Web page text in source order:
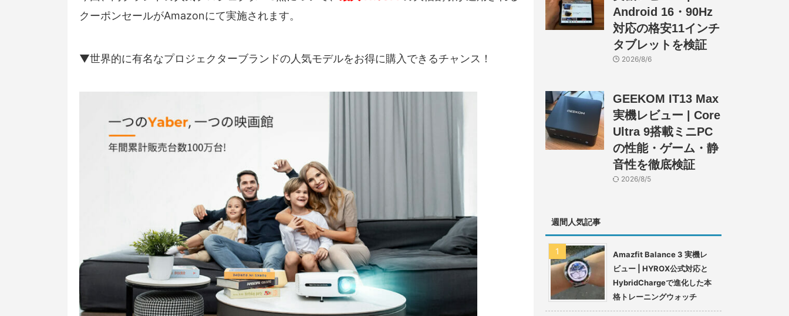
クーポンセールがAmazonにて実施されます。
▼世界的に有名なプロジェクターブランドの人気モデルをお得に購入できるチャンス！
Android 16・90Hz
対応の格安11インチ
タブレットを検証
2026/8/6
GEEKOM IT13 Max
実機レビュー | Core
Ultra 9搭載ミニPC
の性能・ゲーム・静
音性を徹底検証
2026/8/5
週間人気記事
Amazfit Balance 3 実機レ
ビュー | HYROX公式対応と
HybridChargeで進化した本
格トレーニングウォッチ